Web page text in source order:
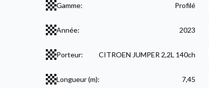
Gamme: Profilé
Année: 2023
Porteur: CITROEN JUMPER 2,2L 140ch
Longueur (m): 7,45